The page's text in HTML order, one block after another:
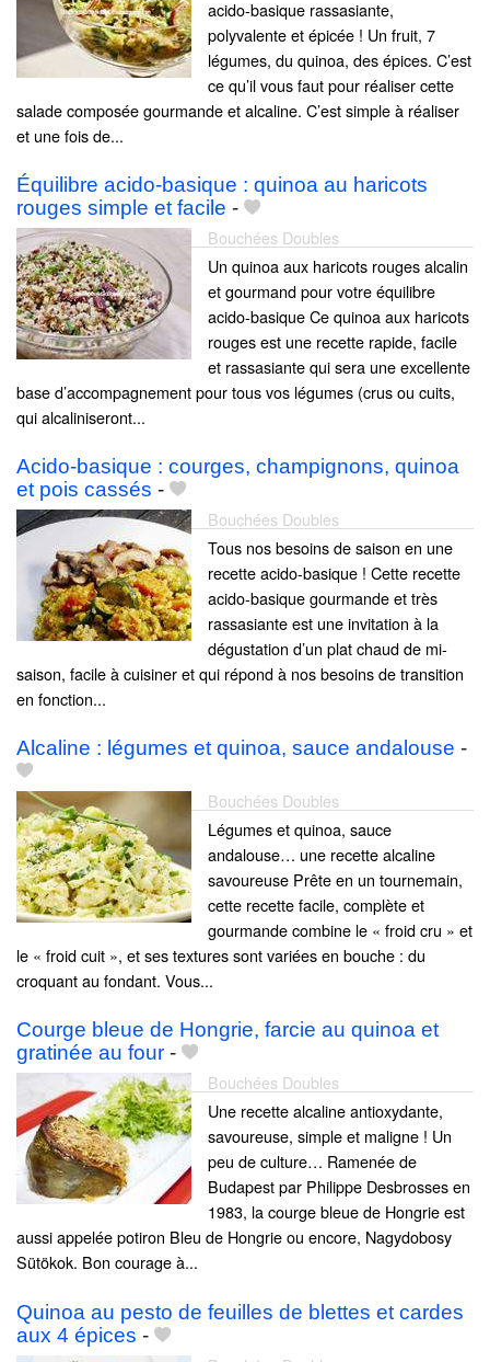
acido-basique rassasiante,
polyvalente et épicée ! Un fruit, 7
légumes, du quinoa, des épices. C’est
ce qu’il vous faut pour réaliser cette
salade composée gourmande et alcaline. C’est simple à réaliser
et une fois de...
Équilibre acido-basique : quinoa au haricots
rouges simple et facile -
Bouchées Doubles
Un quinoa aux haricots rouges alcalin
et gourmand pour votre équilibre
acido-basique Ce quinoa aux haricots
rouges est une recette rapide, facile
et rassasiante qui sera une excellente
base d’accompagnement pour tous vos légumes (crus ou cuits,
qui alcaliniseront...
Acido-basique : courges, champignons, quinoa
et pois cassés -
Bouchées Doubles
Tous nos besoins de saison en une
recette acido-basique ! Cette recette
acido-basique gourmande et très
rassasiante est une invitation à la
dégustation d’un plat chaud de mi-
saison, facile à cuisiner et qui répond à nos besoins de transition
en fonction...
Alcaline : légumes et quinoa, sauce andalouse -
Bouchées Doubles
Légumes et quinoa, sauce
andalouse… une recette alcaline
savoureuse Prête en un tournemain,
cette recette facile, complète et
gourmande combine le « froid cru » et
le « froid cuit », et ses textures sont variées en bouche : du
croquant au fondant. Vous...
Courge bleue de Hongrie, farcie au quinoa et
gratinée au four -
Bouchées Doubles
Une recette alcaline antioxydante,
savoureuse, simple et maligne ! Un
peu de culture… Ramenée de
Budapest par Philippe Desbrosses en
1983, la courge bleue de Hongrie est
aussi appelée potiron Bleu de Hongrie ou encore, Nagydobosy
Sütökok. Bon courage à...
Quinoa au pesto de feuilles de blettes et cardes
aux 4 épices -